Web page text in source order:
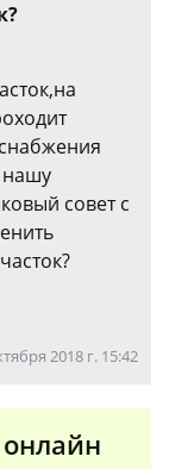
нашу
совет с
2018 г. 15:42